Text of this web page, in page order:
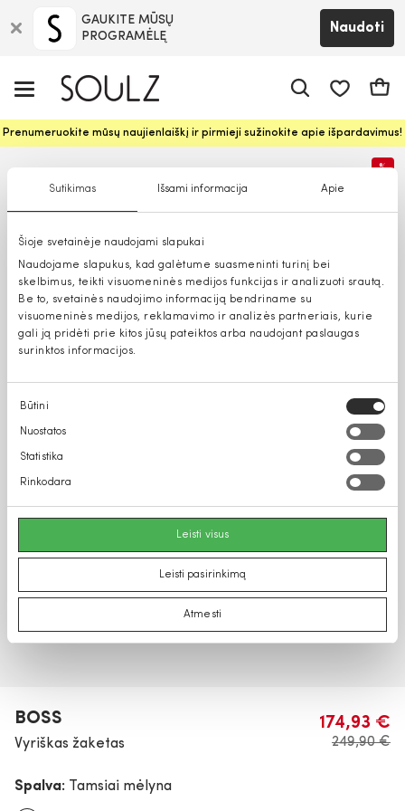
Sutikimas Išsami informacija Apie
Šioje svetainėje naudojami slapukai
Naudojame slapukus, kad galėtume suasmeninti turinį bei
skelbimus, teikti visuomeninės medijos funkcijas ir analizuoti srautą.
Be to, svetainės naudojimo informaciją bendriname su
visuomeninės medijos, reklamavimo ir analizės partneriais, kurie
gali ją pridėti prie kitos jūsų pateiktos arba naudojant paslaugas
surinktos informacijos.
Sutikimo
pasirinkimas
Būtini
Nuostatos
Statistika
Rinkodara
Leisti visus
Leisti pasirinkimą
Atmesti
GAUKITE MŪSŲ
PROGRAMĖLĘ
Naudoti
Prenumeruokite mūsų naujienlaiškį ir pirmieji sužinokite apie išpardavimus!
%
BOSS
Vyriškas žaketas
174,93 €
249,90 €
Spalva: Tamsiai mėlyna